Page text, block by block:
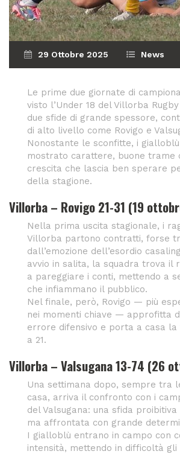
29 Ottobre 2025 News
Le prime due giornate di
visto l’Under 18 del Villorba
due sfide di grande spessore,
di alto livello come Rovigo e
Nonostante le sconfitte, i
mostrato carattere, buone trame
crescita che lascia ben sperare
della stagione.
Villorba – Rovigo 21-31 (19
Nella prima uscita stagionale, i
Villorba partono contratti, forse
dall’emozione dell’esordio
avvio in salita, la squadra trova il
a pareggiare i conti, mettendo a
che infiammano il pubblico.
Nel finale, però, Rovigo — più
nei momenti chiave — approfitta
errore difensivo e porta a casa la
a 21.
Villorba – Valsugana 13-74 (26
Una settimana dopo, sempre tra
casa, arriva il confronto con i
del Valsugana: una sfida
ma affrontata con grande
I gialloblù entrano in campo con
intensità, mettendo in difficoltà gli